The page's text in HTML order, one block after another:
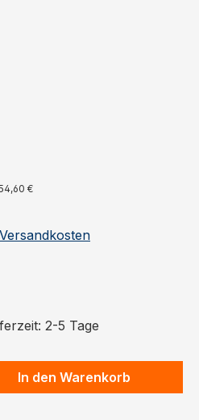
€
2-5 Tage
den
In den Warenkorb